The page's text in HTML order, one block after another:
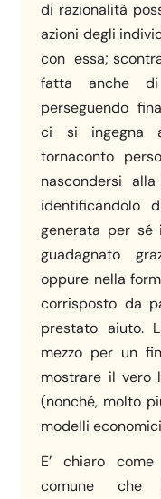
di razionalità
azioni degli
con essa;
fatta anche
perseguendo
ci si ingegna
tornaconto
nascondersi
identificandolo
generata per sé
guadagnato
oppure nella
corrisposto da
prestato aiuto.
mezzo per un
mostrare il vero
(nonché, molto
modelli
E’ chiaro
comune che